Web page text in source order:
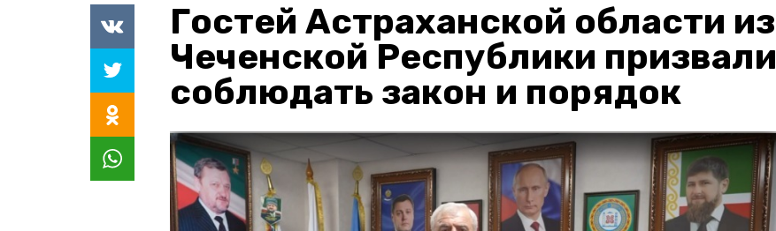
Гостей Астраханской области из
Чеченской Республики призвали
соблюдать закон и порядок